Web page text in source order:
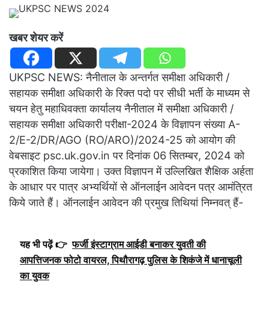
खबर शेयर करें
UKPSC NEWS: नैनीताल के अन्तर्गत समीक्षा अधिकारी /
सहायक समीक्षा अधिकारी के रिक्त पदो पर सीधी भर्ती के माध्यम से
चयन हेतु महाधिवक्ता कार्यालय नैनीताल में समीक्षा अधिकारी /
सहायक समीक्षा अधिकारी परीक्षा-2024 के विज्ञापन संख्या A-
2/E-2/DR/AGO (RO/ARO)/2024-25 को आयोग की
वेबसाइट psc.uk.gov.in पर दिनांक 06 सितम्बर, 2024 को
प्रकाशित किया जायेगा। उक्त विज्ञापन में उल्लिखित शैक्षिक अर्हता
के आधार पर पात्र अभ्यर्थियों से ऑनलाईन आवेदन पत्र आमंत्रित
किये जाते हैं। ऑनलाईन आवेदन की प्रमुख तिथियां निम्नवत् हैं-
यह भी पढ़ें 👉 फर्जी इंस्टाग्राम आईडी बनाकर युवती की
आपत्तिजनक फोटो वायरल, पिथौरागढ़ पुलिस के शिकंजे में धानाचूली
का युवक